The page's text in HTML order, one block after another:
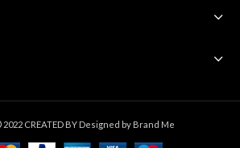
2022 CREATED BYDesigned by Brand Me